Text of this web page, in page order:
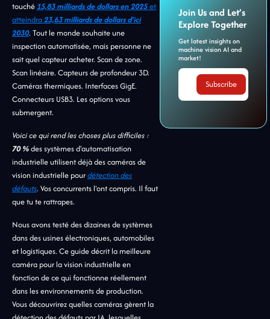
touché15,83 milliards de dollars en 2025et
atteindra23,63 milliards de dollars d'ici
2030. Tout le monde souhaite une
inspection automatisée, mais personne ne
sait quel capteur acheter. Scan de zone.
Scan linéaire. Capteurs de profondeur 3D.
Caméras thermiques. Interfaces GigE.
Connecteurs USB3. Les options vous
submergent.
Voici ce qui rend les choses plus difficiles :
70 %des systèmes d'automatisation
industrielle utilisent déjà des caméras de
vision industrielle pourdétection des
défauts. Vos concurrents l'ont compris. Il faut
que tu te rattrapes.
Nous avons testé des dizaines de systèmes
dans des usines électroniques, automobiles
et logistiques. Ce guide décrit la meilleure
caméra pour la vision industrielle en
fonction de ce qui fonctionne réellement
dans les environnements de production.
Vous découvrirez quelles caméras gèrent la
Join Us and Let’s
Explore Together
Get latest insights on
machine vision AI and
market!